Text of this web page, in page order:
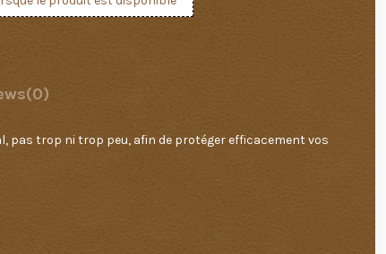
(0)
pas trop ni trop peu, afin de protéger efficacement vos